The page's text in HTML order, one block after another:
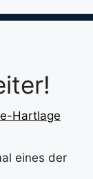
Hartlage
eines der